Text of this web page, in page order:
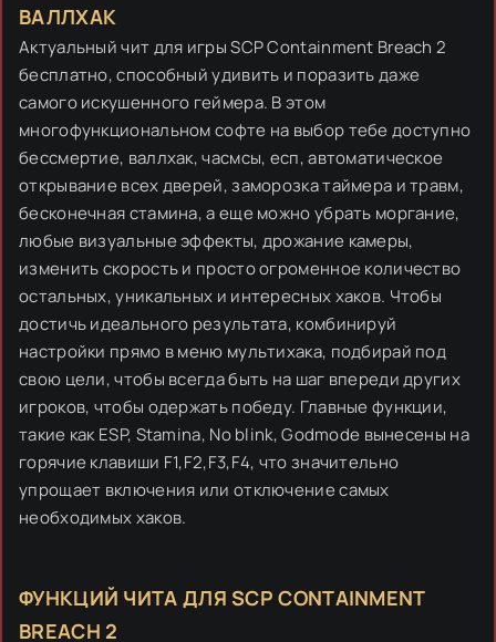
ВАЛЛХАК
Актуальный чит для игры SCP Containment Breach 2
бесплатно, способный удивить и поразить даже
самого искушенного геймера. В этом
многофункциональном софте на выбор тебе доступно
бессмертие, валлхак, часмсы, есп, автоматическое
открывание всех дверей, заморозка таймера и травм,
бесконечная стамина, а еще можно убрать моргание,
любые визуальные эффекты, дрожание камеры,
изменить скорость и просто огроменное количество
остальных, уникальных и интересных хаков. Чтобы
достичь идеального результата, комбинируй
настройки прямо в меню мультихака, подбирай под
свою цели, чтобы всегда быть на шаг впереди других
игроков, чтобы одержать победу. Главные функции,
такие как ESP, Stamina, No blink, Godmode вынесены на
горячие клавиши F1,F2,F3,F4, что значительно
упрощает включения или отключение самых
необходимых хаков.
ФУНКЦИЙ ЧИТА ДЛЯ SCP CONTAINMENT
BREACH 2